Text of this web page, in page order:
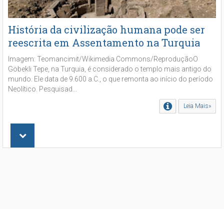
História da civilização humana pode ser
reescrita em Assentamento na Turquia
Imagem: Teomancimit/Wikimedia Commons/ReproduçãoO
Göbekli Tepe, na Turquia, é considerado o templo mais antigo do
mundo. Ele data de 9.600 a.C., o que remonta ao início do período
Neolítico. Pesquisad...
Leia Mais»